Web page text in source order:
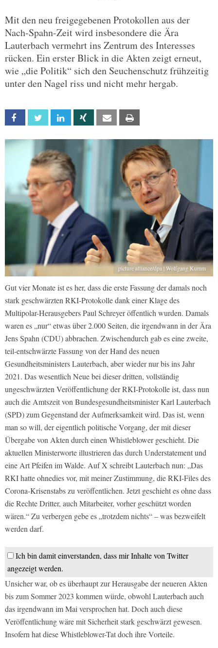
Mit den neu freigegebenen Protokollen aus der
Nach-Spahn-Zeit wird insbesondere die Ära
Lauterbach vermehrt ins Zentrum des Interesses
rücken. Ein erster Blick in die Akten zeigt erneut,
wie „die Politik“ sich den Seuchenschutz frühzeitig
unter den Nagel riss und nicht mehr hergab.
Facebook Twitter Linkedin Xing Email
picture alliance/dpa | Wolfgang Kumm
Gut vier Monate ist es her, dass die erste Fassung der damals noch
stark geschwärzten RKI-Protokolle dank einer Klage des
Multipolar-Herausgebers Paul Schreyer öffentlich wurden. Damals
waren es „nur“ etwas über 2.000 Seiten, die irgendwann in der Ära
Jens Spahn (CDU) abbrachen. Zwischendurch gab es eine zweite,
teil-entschwärzte Fassung von der Hand des neuen
Gesundheitsministers Lauterbach, aber wieder nur bis ins Jahr
2021. Das wesentlich Neue bei dieser dritten, vollständig
ungeschwärzten Veröffentlichung der RKI-Protokolle ist, dass nun
auch die Amtszeit von Bundesgesundheitsminister Karl Lauterbach
(SPD) zum Gegenstand der Aufmerksamkeit wird. Das ist, wenn
man so will, der eigentlich politische Vorgang, der mit dieser
Übergabe von Akten durch einen Whistleblower geschieht. Die
aktuellen Ministerworte illustrieren das durch Understatement und
eine Art Pfeifen im Walde. Auf X schreibt Lauterbach nun: „Das
RKI hatte ohnedies vor, mit meiner Zustimmung, die RKI-Files des
Corona-Krisenstabs zu veröffentlichen. Jetzt geschieht es ohne dass
die Rechte Dritter, auch Mitarbeiter, vorher geschützt worden
wären.“ Zu verbergen gebe es „trotzdem nichts“ – was bezweifelt
werden darf.
Ich bin damit einverstanden, dass mir Inhalte von Twitter
angezeigt werden.
Unsicher war, ob es überhaupt zur Herausgabe der neueren Akten
bis zum Sommer 2023 kommen würde, obwohl Lauterbach auch
das irgendwann im Mai versprochen hat. Doch auch diese
Veröffentlichung wäre mit Sicherheit stark geschwärzt gewesen.
Insofern hat diese Whistleblower-Tat doch ihre Vorteile.